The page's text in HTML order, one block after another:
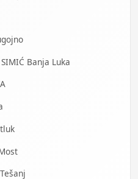
SIMIĆ Banja Luka